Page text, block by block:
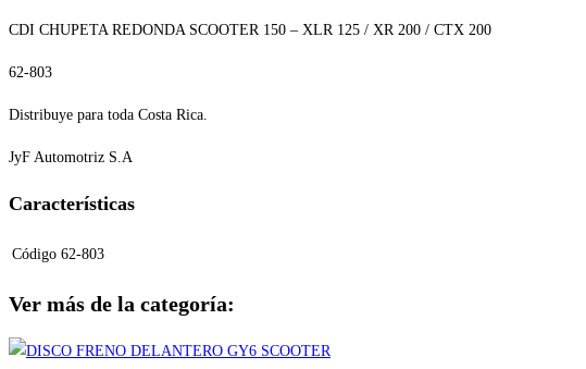
CDI CHUPETA REDONDA SCOOTER 150 – XLR 125 / XR 200 / CTX 200
62-803
Distribuye para toda Costa Rica.
JyF Automotriz S.A
Características
Código 62-803
Ver más de la categoría: